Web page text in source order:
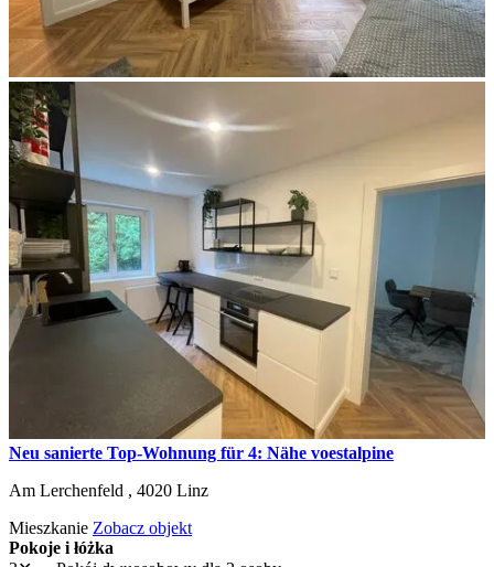
Neu sanierte Top-Wohnung für 4: Nähe voestalpine
Am Lerchenfeld , 4020 Linz
Mieszkanie Zobacz objekt
Pokoje i łóżka